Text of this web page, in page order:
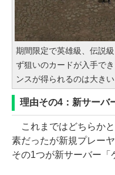
期間限定で英雄級、伝説
ず狙いのカードが入手で
ンスが得られるのは大きい
理由その4：新サーバ
これまではどちらか
素だったが新規プレー
その1つが新サーバー「